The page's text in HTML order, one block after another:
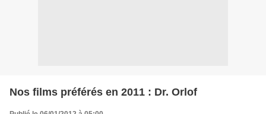
Nos films préférés en 2011 : Dr. Orlof